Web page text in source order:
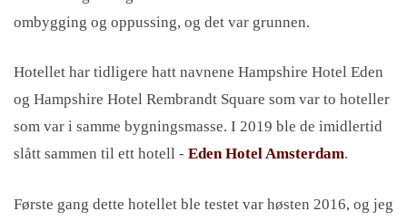
ombygging og oppussing, og det var grunnen.
Hotellet har tidligere hatt navnene Hampshire Hotel Eden
og Hampshire Hotel Rembrandt Square som var to hoteller
som var i samme bygningsmasse. I 2019 ble de imidlertid
slått sammen til ett hotell - Eden Hotel Amsterdam.
Første gang dette hotellet ble testet var høsten 2016, og jeg